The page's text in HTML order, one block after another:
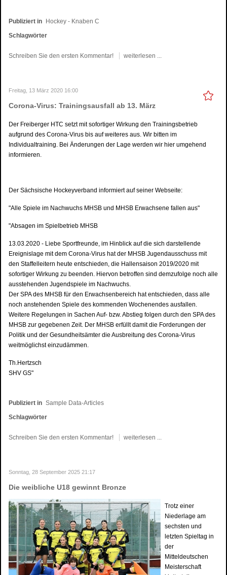
Publiziert in Hockey - Knaben C
Schlagwörter
Schreiben Sie den ersten Kommentar! weiterlesen ...
Freitag, 13 März 2020 16:00
Corona-Virus: Trainingsausfall ab 13. März
Der Freiberger HTC setzt mit sofortiger Wirkung den Trainingsbetrieb
aufgrund des Corona-Virus bis auf weiteres aus. Wir bitten im
Individualtraining. Bei Änderungen der Lage werden wir hier umgehend
informieren.
Der Sächsische Hockeyverband informiert auf seiner Webseite:
"Alle Spiele im Nachwuchs MHSB und MHSB Erwachsene fallen aus"
"Absagen im Spielbetrieb MHSB
13.03.2020 - Liebe Sportfreunde, im Hinblick auf die sich darstellende
Ereignislage mit dem Corona-Virus hat der MHSB Jugendausschuss mit
den Staffelleitern heute entschieden, die Hallensaison 2019/2020 mit
sofortiger Wirkung zu beenden. Hiervon betroffen sind demzufolge noch alle
ausstehenden Jugendspiele im Nachwuchs.
Der SPA des MHSB für den Erwachsenbereich hat entschieden, dass alle
noch anstehenden Spiele des kommenden Wochenendes ausfallen.
Weitere Regelungen in Sachen Auf- bzw. Abstieg folgen durch den SPA des
MHSB zur gegebenen Zeit. Der MHSB erfüllt damit die Forderungen der
Politik und der Gesundheitsämter die Ausbreitung des Corona-Virus
weitmöglichst einzudämmen.
Th.Hertzsch
SHV GS"
Publiziert in Sample Data-Articles
Schlagwörter
Schreiben Sie den ersten Kommentar! weiterlesen ...
Sonntag, 28 September 2025 21:17
Die weibliche U18 gewinnt Bronze
Trotz einer
Niederlage am
sechsten und
letzten Spieltag in
der
Mitteldeutschen
Meisterschaft